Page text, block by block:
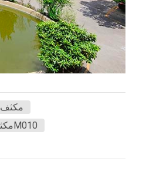
مكثف
مكثف ل 884600M010